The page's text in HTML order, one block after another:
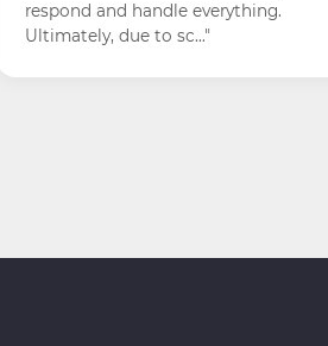
respond and handle everything.
Ultimately, due to sc…"